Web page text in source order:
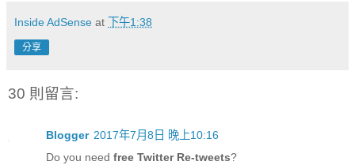
Inside AdSense at 下午1:38
分享
30 則留言:
Blogger 2017年7月8日 晚上10:16
Do you need free Twitter Re-tweets?